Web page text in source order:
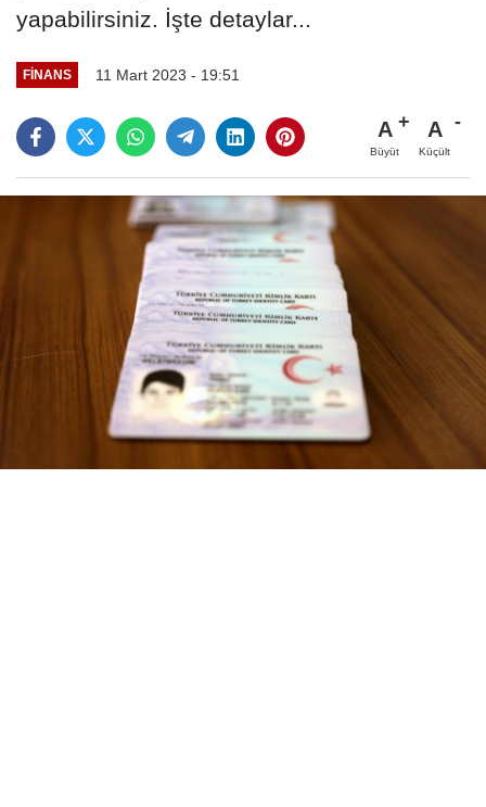
yapabilirsiniz. İşte detaylar...
FINANS 11 Mart 2023 - 19:51
A
Büyüt
A
Küçült